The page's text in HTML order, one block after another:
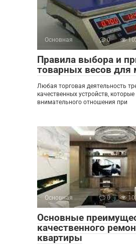
Основная 0
Правила выбора и
товарных весов для
Любая торговая деятельность
качественных устройств, которые
внимательного отношения при
Основная 0
Основные
качественного
квартиры